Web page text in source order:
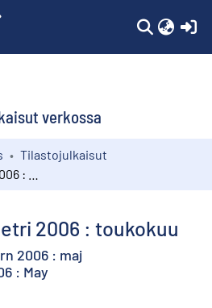
verkossa
Tilastojulkaisut
2006 : toukokuu
2006 : maj
: May